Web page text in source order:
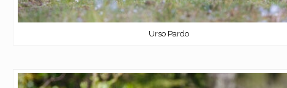
Urso Pardo